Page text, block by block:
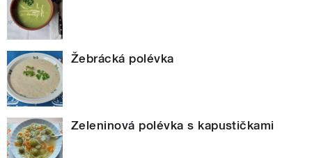
Žebrácká polévka
Zeleninová polévka s kapustičkami